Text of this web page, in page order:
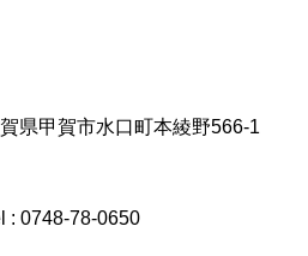
県甲賀市水口町本綾野566-1
: 0748-78-0650